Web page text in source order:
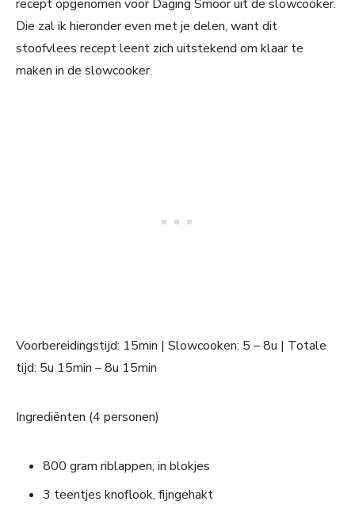
recept opgenomen voor Daging Smoor uit de slowcooker.
Die zal ik hieronder even met je delen, want dit
stoofvlees recept leent zich uitstekend om klaar te
maken in de slowcooker.
Voorbereidingstijd: 15min | Slowcooken: 5 – 8u | Totale
tijd: 5u 15min – 8u 15min
Ingrediënten (4 personen)
800 gram riblappen, in blokjes
3 teentjes knoflook, fijngehakt